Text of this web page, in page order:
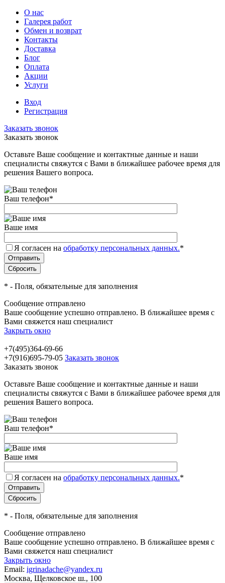
О нас
Галерея работ
Обмен и возврат
Контакты
Доставка
Блог
Оплата
Акции
Услуги
Вход
Регистрация
Заказать звонок
Заказать звонок
Оставьте Ваше сообщение и контактные данные и наши
специалисты свяжутся с Вами в ближайшее рабочее время для
решения Вашего вопроса.
Ваш телефон*
Ваше имя
Я согласен на обработку персональных данных.*
* - Поля, обязательные для заполнения
Сообщение отправлено
Ваше сообщение успешно отправлено. В ближайшее время с
Вами свяжется наш специалист
Закрыть окно
+7(495)364-69-66
+7(916)695-79-05 Заказать звонок
Заказать звонок
Оставьте Ваше сообщение и контактные данные и наши
специалисты свяжутся с Вами в ближайшее рабочее время для
решения Вашего вопроса.
Ваш телефон*
Ваше имя
Я согласен на обработку персональных данных.*
* - Поля, обязательные для заполнения
Сообщение отправлено
Ваше сообщение успешно отправлено. В ближайшее время с
Вами свяжется наш специалист
Закрыть окно
Email: igrinadache@yandex.ru
Москва, Щелковское ш., 100